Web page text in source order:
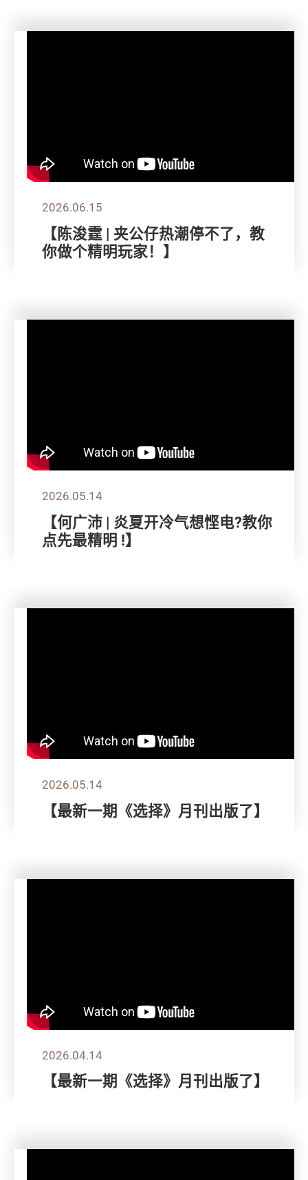
2026.06.15
【陈浚霆 | 夹公仔热潮停不了，教
你做个精明玩家！】
2026.05.14
【何广沛 | 炎夏开冷气想悭电?教你
点先最精明 !】
2026.05.14
【最新一期《选择》月刊出版了】
2026.04.14
【最新一期《选择》月刊出版了】